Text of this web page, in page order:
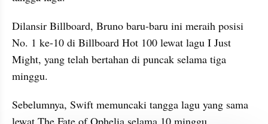
Dilansir Billboard, Bruno baru-baru ini meraih posisi
No. 1 ke-10 di Billboard Hot 100 lewat lagu I Just
Might, yang telah bertahan di puncak selama tiga
minggu.
Sebelumnya, Swift memuncaki tangga lagu yang sama
lewat The Fate of Ophelia selama 10 minggu.